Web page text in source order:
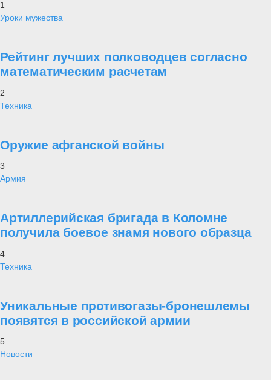
1
Уроки мужества
Рейтинг лучших полководцев согласно
математическим расчетам
2
Техника
Оружие афганской войны
3
Армия
Артиллерийская бригада в Коломне
получила боевое знамя нового образца
4
Техника
Уникальные противогазы-бронешлемы
появятся в российской армии
5
Новости